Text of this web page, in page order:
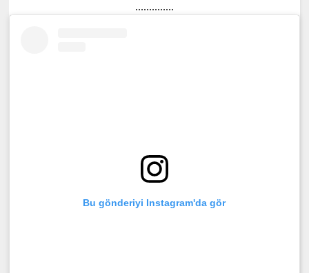
..............
Bu gönderiyi Instagram'da gör